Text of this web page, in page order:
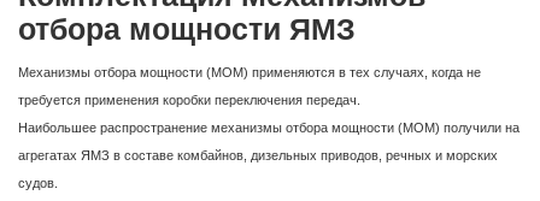
отбора мощности ЯМЗ
Механизмы отбора мощности (МОМ) применяются в тех случаях, когда не
требуется применения коробки переключения передач.
Наибольшее распространение механизмы отбора мощности (МОМ) получили на
агрегатах ЯМЗ в составе комбайнов, дизельных приводов, речных и морских
судов.